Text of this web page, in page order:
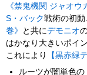
《禁鬼機関 ジャオウ
S・バック戦術の初動
巻》
と共にデモニオ
はかなり大きいポイン
これにより
【黒赤緑
ルーツが闇単色の